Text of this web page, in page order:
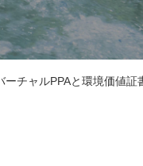
チャルPPAと環境価値証